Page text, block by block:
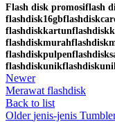
Flash disk promosiflash
flashdisk16gb
flashdiskkartun
flashdiskmurah
flashdiskpulpen
flashdiskunik
Newer
Merawat flashdisk
Back to list
Older jenis-jenis